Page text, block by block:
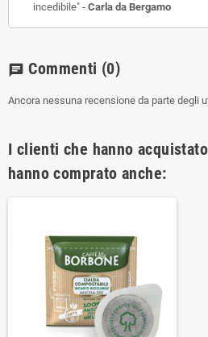
incedibile" - Carla da Bergamo
chat Commenti (0)
Ancora nessuna recensione da parte degli
I clienti che hanno
hanno comprato anche: